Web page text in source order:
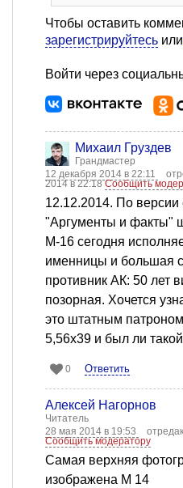
Чтобы оставить
зарегистрируйтесь или
Войти через
Михаил Груздев
Грандмастер
12 декабря 2014 в 22:11
2014 в 22:18Сообщить
12.12.2014. По версии
"Аргументы и факты"
М-16 сегодня
именницы и большая
противник АК: 50 лет
позорная. Хочется
это штатным
5,56х39 и был ли
0 Ответить
Алексей Нагорнов
Читатель
28 мая 2014 в 19:53
Сообщить модератору
Самая верхняя
изображена М 14